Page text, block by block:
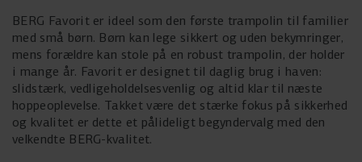
BERG Favorit er ideel som den første trampolin til familier
med små børn. Børn kan lege sikkert og uden bekymringer,
mens forældre kan stole på en robust trampolin, der holder
i mange år. Favorit er designet til daglig brug i haven:
slidstærk, vedligeholdelsesvenlig og altid klar til næste
hoppeoplevelse. Takket være det stærke fokus på sikkerhed
og kvalitet er dette et pålideligt begyndervalg med den
velkendte BERG-kvalitet.